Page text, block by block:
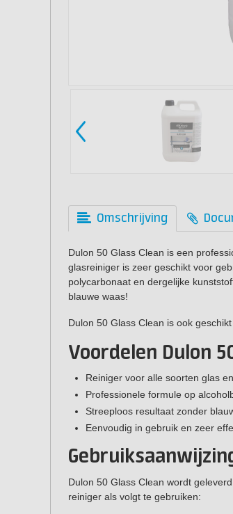
Omschrijving
Dulon 50 Glass Clean is een
glasreiniger is zeer geschikt voor
polycarbonaat en dergelijke
blauwe waas!
Dulon 50 Glass Clean is ook
Voordelen Dulon
Reiniger voor alle soorten glas
Professionele formule op
Streeploos resultaat zonder
Eenvoudig in gebruik en zeer
Dulon 50 Glass Clean wordt
reiniger als volgt te gebruiken: